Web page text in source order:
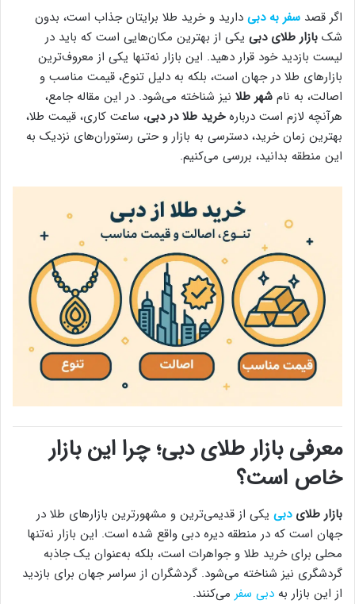
اگر قصد سفر به دبی دارید و خرید طلا برایتان جذاب است، بدون
شک بازار طلای دبی یکی از بهترین مکان‌هایی است که باید در
لیست بازدید خود قرار دهید. این بازار نه‌تنها یکی از معروف‌ترین
بازارهای طلا در جهان است، بلکه به دلیل تنوع، قیمت مناسب و
اصالت، به نام شهر طلا نیز شناخته می‌شود. در این مقاله جامع،
هرآنچه لازم است دربارهخرید طلا در دبی، ساعت کاری، قیمت طلا،
بهترین زمان خرید، دسترسی به بازار و حتی رستوران‌های نزدیک به
این منطقه بدانید، بررسی می‌کنیم.
معرفی بازار طلای دبی؛ چرا این بازار
خاص است؟
بازار طلایدبی یکی از قدیمی‌ترین و مشهورترین بازارهای طلا در
جهان است که در منطقه دیره دبی واقع شده است. این بازار نه‌تنها
محلی برای خرید طلا و جواهرات است، بلکه به‌عنوان یک جاذبه
گردشگری نیز شناخته می‌شود. گردشگران از سراسر جهان برای بازدید
از این بازار به دبی سفر می‌کنند.